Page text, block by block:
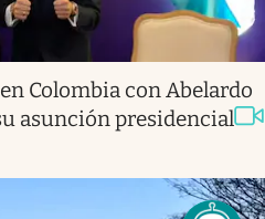
Colombia con Abelardo
asunción presidencial